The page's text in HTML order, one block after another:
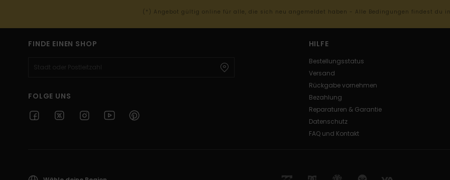
(*) Angebot gültig online für alle, die sich neu angemeldet haben - Alle Bedingungen findest du
FINDE EINEN SHOP
FOLGE UNS
HILFE
Bestellungsstatus
Versand
Rückgabe vornehmen
Bezahlung
Reparaturen & Garantie
Datenschutz
FAQ und Kontakt